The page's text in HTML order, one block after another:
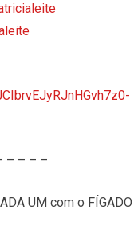
– – – –
UM com o FÍGADO